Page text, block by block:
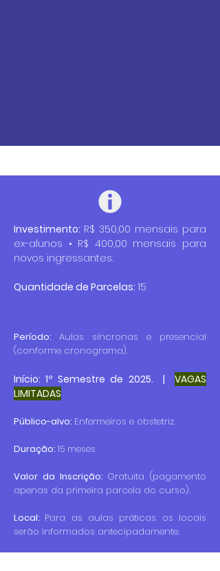
Investimento: R$ 350,00 mensais para
ex-alunos • R$ 400,00 mensais para
novos ingressantes.
Quantidade de Parcelas: 15
Período: Aulas síncronas e presencial
(conforme cronograma).
Início: 1º Semestre de 2025. | VAGAS
LIMITADAS
Público-alvo: Enfermeiros e obstetriz.
Duração: 15 meses
Valor da Inscrição: Gratuita (pagamento
apenas da primeira parcela do curso).
Local: Para as aulas práticas os locais
serão informados antecipadamente.